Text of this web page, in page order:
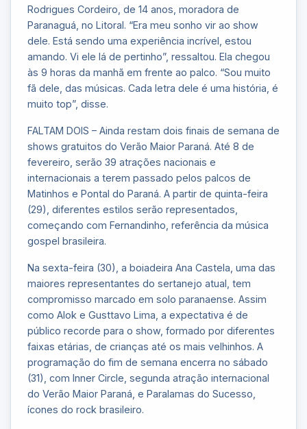
Rodrigues Cordeiro, de 14 anos, moradora de
Paranaguá, no Litoral. “Era meu sonho vir ao show
dele. Está sendo uma experiência incrível, estou
amando. Vi ele lá de pertinho”, ressaltou. Ela chegou
às 9 horas da manhã em frente ao palco. “Sou muito
fã dele, das músicas. Cada letra dele é uma história, é
muito top”, disse.
FALTAM DOIS – Ainda restam dois finais de semana de
shows gratuitos do Verão Maior Paraná. Até 8 de
fevereiro, serão 39 atrações nacionais e
internacionais a terem passado pelos palcos de
Matinhos e Pontal do Paraná. A partir de quinta-feira
(29), diferentes estilos serão representados,
começando com Fernandinho, referência da música
gospel brasileira.
Na sexta-feira (30), a boiadeira Ana Castela, uma das
maiores representantes do sertanejo atual, tem
compromisso marcado em solo paranaense. Assim
como Alok e Gusttavo Lima, a expectativa é de
público recorde para o show, formado por diferentes
faixas etárias, de crianças até os mais velhinhos. A
programação do fim de semana encerra no sábado
(31), com Inner Circle, segunda atração internacional
do Verão Maior Paraná, e Paralamas do Sucesso,
ícones do rock brasileiro.